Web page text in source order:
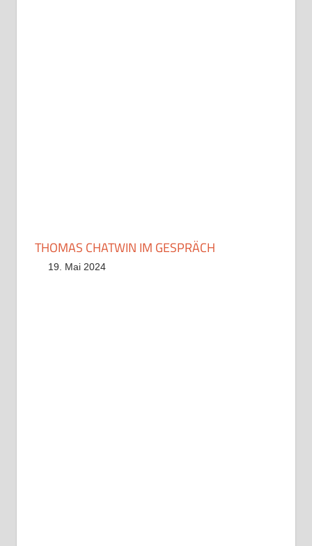
THOMAS CHATWIN IM GESPRÄCH
19. Mai 2024